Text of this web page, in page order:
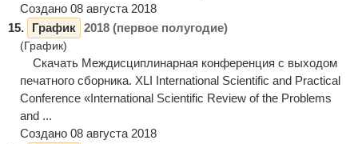
Создано 08 августа 2018
15.
График 2018 (первое полугодие)
(График)
Скачать Междисциплинарная конференция с выходом
печатного сборника. XLI International Scientific and Practical
Conference «International Scientific Review of the Problems
and ...
Создано 08 августа 2018